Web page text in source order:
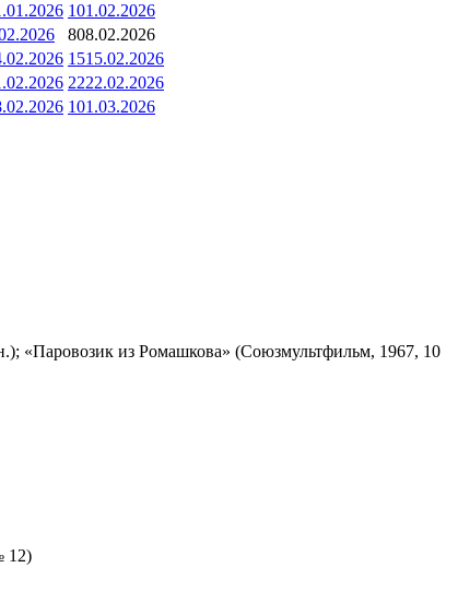
101.02.2026
808.02.2026
1515.02.2026
2222.02.2026
101.03.2026
«Паровозик из Ромашкова» (Союзмультфильм, 1967, 10
12)